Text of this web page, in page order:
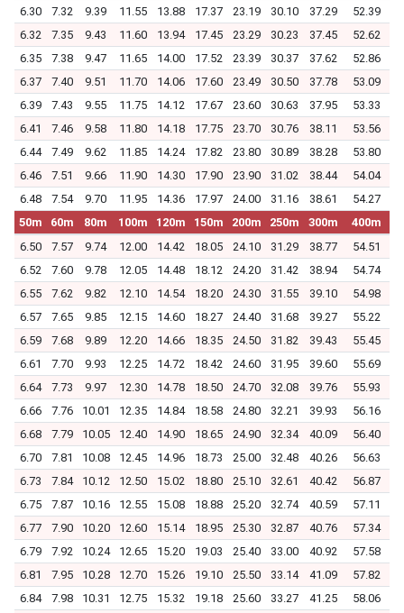
6.30
7.32 9.39 11.55 13.88 17.37 23.19 30.10 37.29
52.39
6.32
7.35 9.43 11.60 13.94 17.45 23.29 30.23 37.45
52.62
6.35
7.38 9.47 11.65 14.00 17.52 23.39 30.37 37.62
52.86
6.37
7.40 9.51 11.70 14.06 17.60 23.49 30.50 37.78
53.09
6.39
7.43 9.55 11.75 14.12 17.67 23.60 30.63 37.95
53.33
6.41
7.46 9.58 11.80 14.18 17.75 23.70 30.76 38.11
53.56
6.44
7.49 9.62 11.85 14.24 17.82 23.80 30.89 38.28
53.80
6.46
7.51 9.66 11.90 14.30 17.90 23.90 31.02 38.44
54.04
6.48
7.54 9.70 11.95 14.36 17.97 24.00 31.16 38.61
54.27
50m
60m 80m 100m 120m 150m 200m 250m 300m
400m
6.50
7.57 9.74 12.00 14.42 18.05 24.10 31.29 38.77
54.51
6.52
7.60 9.78 12.05 14.48 18.12 24.20 31.42 38.94
54.74
6.55
7.62 9.82 12.10 14.54 18.20 24.30 31.55 39.10
54.98
6.57
7.65 9.85 12.15 14.60 18.27 24.40 31.68 39.27
55.22
6.59
7.68 9.89 12.20 14.66 18.35 24.50 31.82 39.43
55.45
6.61
7.70 9.93 12.25 14.72 18.42 24.60 31.95 39.60
55.69
6.64
7.73 9.97 12.30 14.78 18.50 24.70 32.08 39.76
55.93
6.66
7.76 10.01 12.35 14.84 18.58 24.80 32.21 39.93
56.16
6.68
7.79 10.05 12.40 14.90 18.65 24.90 32.34 40.09
56.40
6.70
7.81 10.08 12.45 14.96 18.73 25.00 32.48 40.26
56.63
6.73
7.84 10.12 12.50 15.02 18.80 25.10 32.61 40.42
56.87
6.75
7.87 10.16 12.55 15.08 18.88 25.20 32.74 40.59
57.11
6.77
7.90 10.20 12.60 15.14 18.95 25.30 32.87 40.76
57.34
6.79
7.92 10.24 12.65 15.20 19.03 25.40 33.00 40.92
57.58
6.81
7.95 10.28 12.70 15.26 19.10 25.50 33.14 41.09
57.82
6.84
7.98 10.31 12.75 15.32 19.18 25.60 33.27 41.25 58.06